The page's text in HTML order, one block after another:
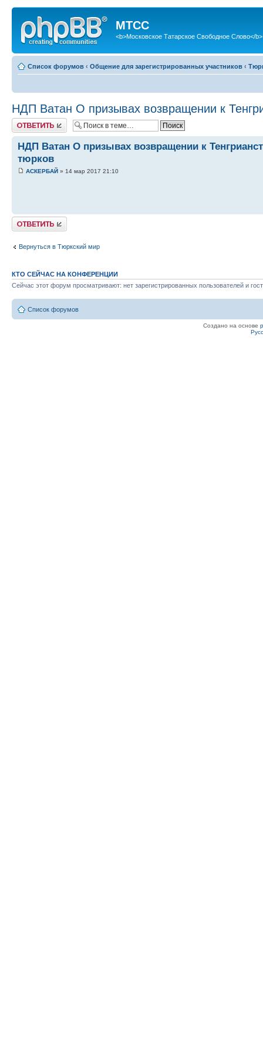
МТСС
<b>Московское Татарское Свободное Слово</b>
Список форумов ‹ Общение для зарегистрированных участников ‹
НДП Ватан О призывах возвращении к
Ответить
НДП Ватан О призывах возвращении к
тюрков
АСКЕРБАЙ » 14 мар 2017 21:10
Ответить
Вернуться в Тюркский мир
КТО СЕЙЧАС НА КОНФЕРЕНЦИИ
Сейчас этот форум просматривают: нет зарегистрированных пользователей и
Список форумов
Создано на основе